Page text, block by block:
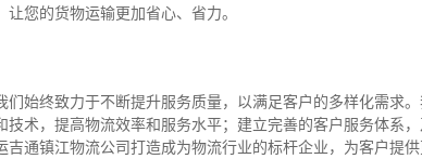
您的货物运输更加省心、省力。
始终致力于不断提升服务质量，以满足客户的多样化需求
术，提高物流效率和服务水平；建立完善的客户服务体系
通镇江物流公司打造成为物流行业的标杆企业，为客户提